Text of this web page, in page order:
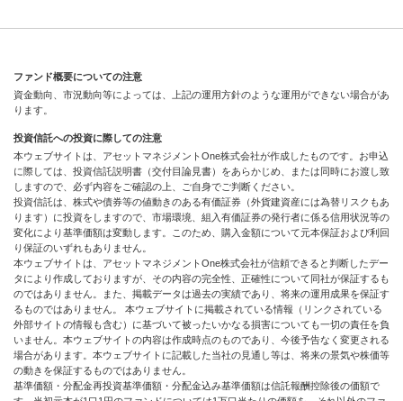
ファンド概要についての注意
資金動向、市況動向等によっては、上記の運用方針のような運用ができない場合があ
ります。
投資信託への投資に際しての注意
本ウェブサイトは、アセットマネジメントOne株式会社が作成したものです。お申込
に際しては、投資信託説明書（交付目論見書）をあらかじめ、または同時にお渡し致
しますので、必ず内容をご確認の上、ご自身でご判断ください。
投資信託は、株式や債券等の値動きのある有価証券（外貨建資産には為替リスクもあ
ります）に投資をしますので、市場環境、組入有価証券の発行者に係る信用状況等の
変化により基準価額は変動します。このため、購入金額について元本保証および利回
り保証のいずれもありません。
本ウェブサイトは、アセットマネジメントOne株式会社が信頼できると判断したデー
タにより作成しておりますが、その内容の完全性、正確性について同社が保証するも
のではありません。また、掲載データは過去の実績であり、将来の運用成果を保証す
るものではありません。 本ウェブサイトに掲載されている情報（リンクされている
外部サイトの情報も含む）に基づいて被ったいかなる損害についても一切の責任を負
いません。本ウェブサイトの内容は作成時点のものであり、今後予告なく変更される
場合があります。本ウェブサイトに記載した当社の見通し等は、将来の景気や株価等
の動きを保証するものではありません。
基準価額・分配金再投資基準価額・分配金込み基準価額は信託報酬控除後の価額で